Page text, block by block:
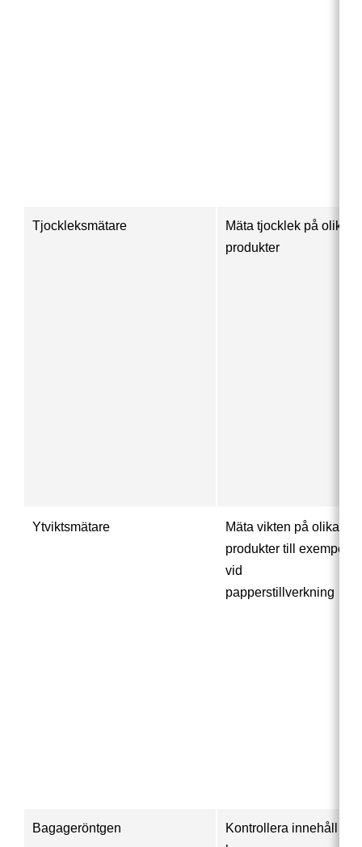
Tjockleksmätare
Mäta tjocklek på olika
produkter
Ytviktsmätare
Mäta vikten på olika
produkter till exempel
vid
papperstillverkning
Bagageröntgen
Kontrollera innehåll i